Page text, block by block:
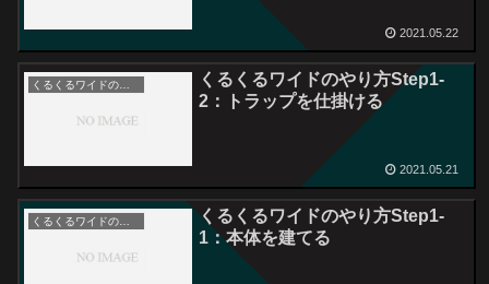
2021.05.22
くるくるワイドのやり方Step1-
2：トラップを仕掛ける
2021.05.21
くるくるワイドのやり方Step1-
1：本体を建てる